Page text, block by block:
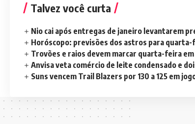
Talvez você curta
Nio cai após entregas de janeiro levantarem
Horóscopo: previsões dos astros para
Trovões e raios devem marcar quarta-feira em
Anvisa veta comércio de leite condensado e
Suns vencem Trail Blazers por 130 a 125 em